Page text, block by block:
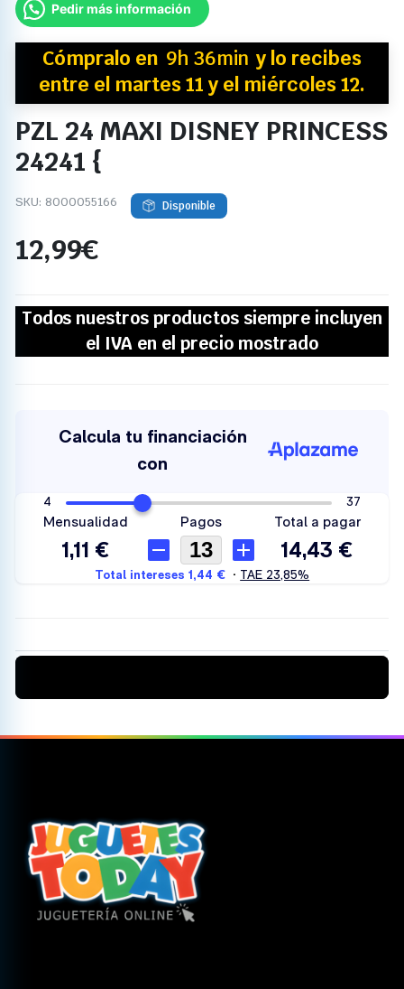
Pedir más información
Cómpralo en 9h 36min y lo recibes
entre el martes 11 y el miércoles 12.
PZL 24 MAXI DISNEY PRINCESS
24241 {
SKU: 8000055166 Disponible
12,99€